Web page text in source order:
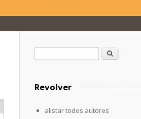
Formulario de búsqueda
Buscar
Revolver
alistar todos autores